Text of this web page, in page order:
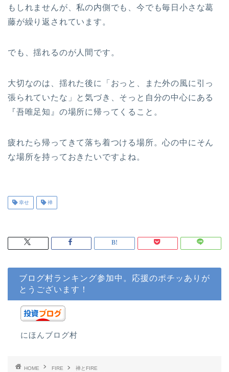
もしれませんが、私の内側でも、今でも毎日小さな葛
藤が繰り返されています。
でも、揺れるのが人間です。
大切なのは、揺れた後に「おっと、また外の風に引っ
張られていたな」と気づき、そっと自分の中心にある
『吾唯足知』の場所に帰ってくること。
疲れたら帰ってきて落ち着つける場所。心の中にそん
な場所を持っておきたいですよね。
幸せ 禅
ブログ村ランキング参加中。応援のポチッありが
とうございます！
にほんブログ村
HOME FIRE
禅とFIRE